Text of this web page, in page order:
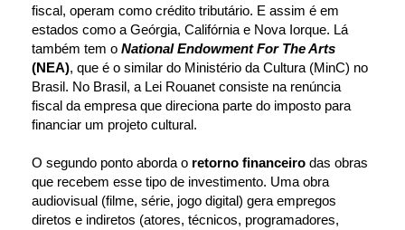
fiscal, operam como crédito tributário. E assim é em
estados como a Geórgia, Califórnia e Nova Iorque. Lá
também tem o National Endowment For The Arts
(NEA), que é o similar do Ministério da Cultura (MinC) no
Brasil. No Brasil, a Lei Rouanet consiste na renúncia
fiscal da empresa que direciona parte do imposto para
financiar um projeto cultural.
O segundo ponto aborda o retorno financeiro das obras
que recebem esse tipo de investimento. Uma obra
audiovisual (filme, série, jogo digital) gera empregos
diretos e indiretos (atores, técnicos, programadores,